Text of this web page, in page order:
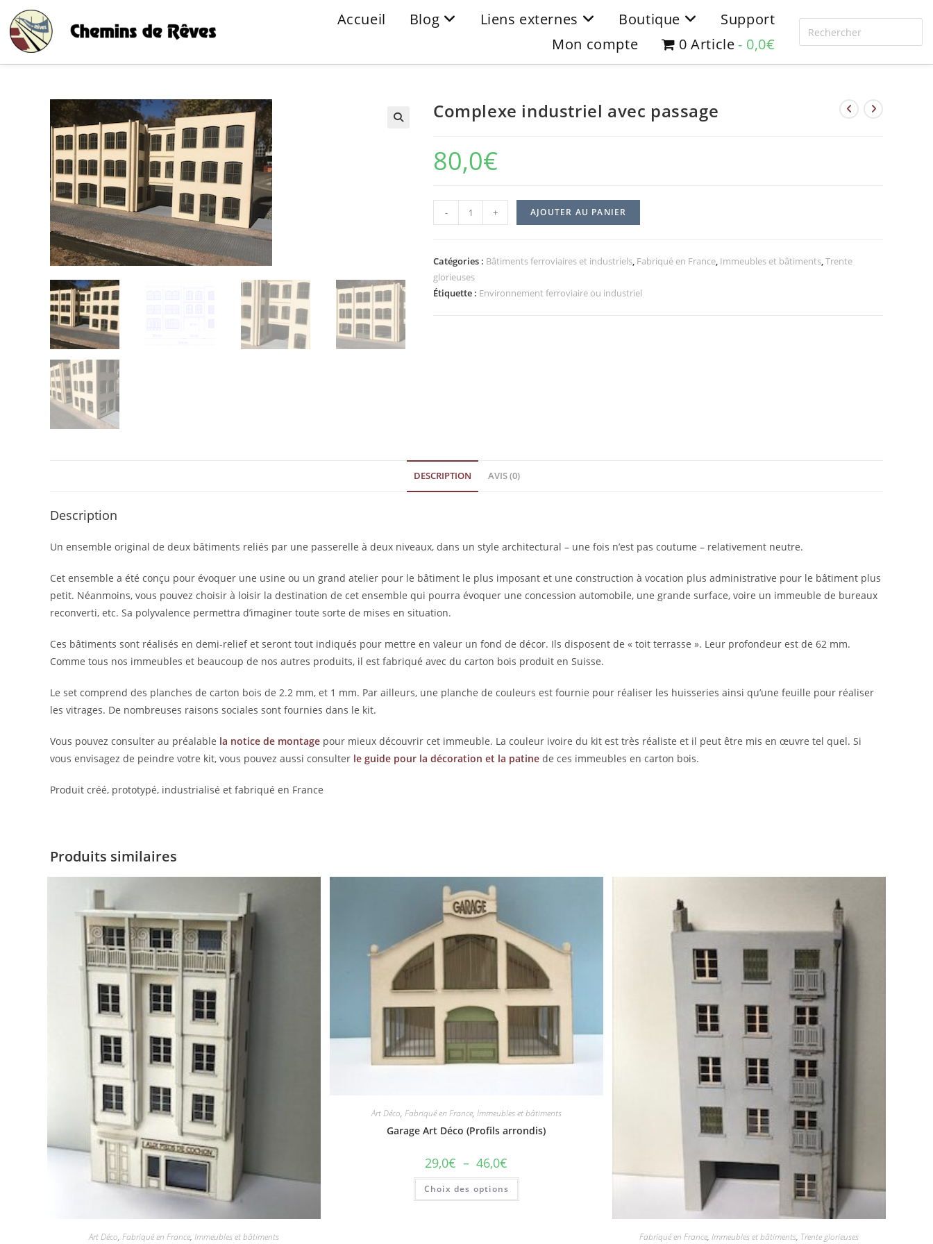
Accueil Blog Liens externes Boutique
Support
Mon compte
0 Article 0,0€
Complexe industriel avec passage
80,0€
- + AJOUTER AU PANIER
Catégories : Bâtiments ferroviaires et industriels, Fabriqué en France, Immeubles et bâtiments,Trente
glorieuses
Étiquette : Environnement ferroviaire ou industriel
DESCRIPTION AVIS (0)
Description
Un ensemble original de deux bâtiments reliés par une passerelle à deux niveaux, dans un style architectural – une fois n’est pas coutume – relativement neutre.
Cet ensemble a été conçu pour évoquer une usine ou un grand atelier pour le bâtiment le plus imposant et une construction à vocation plus administrative pour le bâtiment plus
petit. Néanmoins, vous pouvez choisir à loisir la destination de cet ensemble qui pourra évoquer une concession automobile, une grande surface, voire un immeuble de bureaux
reconverti, etc. Sa polyvalence permettra d’imaginer toute sorte de mises en situation.
Ces bâtiments sont réalisés en demi-relief et seront tout indiqués pour mettre en valeur un fond de décor. Ils disposent de « toit terrasse ». Leur profondeur est de 62 mm.
Comme tous nos immeubles et beaucoup de nos autres produits, il est fabriqué avec du carton bois produit en Suisse.
Le set comprend des planches de carton bois de 2.2 mm, et 1 mm. Par ailleurs, une planche de couleurs est fournie pour réaliser les huisseries ainsi qu’une feuille pour réaliser
les vitrages. De nombreuses raisons sociales sont fournies dans le kit.
Vous pouvez consulter au préalable la notice de montage pour mieux découvrir cet immeuble. La couleur ivoire du kit est très réaliste et il peut être mis en œuvre tel quel. Si
vous envisagez de peindre votre kit, vous pouvez aussi consulter le guide pour la décoration et la patine de ces immeubles en carton bois.
Produit créé, prototypé, industrialisé et fabriqué en France
Produits similaires
Art Déco,Fabriqué en France,Immeubles et bâtiments
Art Déco, Fabriqué en France, Immeubles et bâtiments
Garage Art Déco (Profils arrondis)
29,0€ – 46,0€
Choix des options
Fabriqué en France, Immeubles et bâtiments, Trente glorieuses